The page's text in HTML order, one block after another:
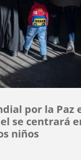
por la Paz
se centrará
niños